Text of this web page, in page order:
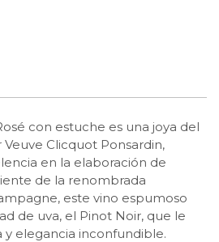
con estuche es una joya del
Clicquot Ponsardin,
en la elaboración de
de la renombrada
este vino espumoso
de uva, el Pinot Noir, que le
elegancia inconfundible.